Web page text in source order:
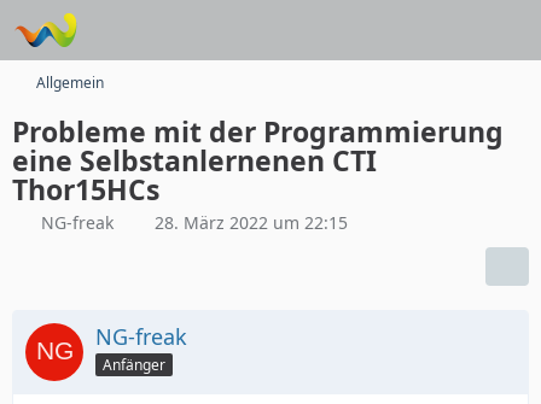
Allgemein
Probleme mit der Programmierung
eine Selbstanlernenen CTI
Thor15HCs
NG-freak 28. März 2022 um 22:15
NG-freak
Anfänger